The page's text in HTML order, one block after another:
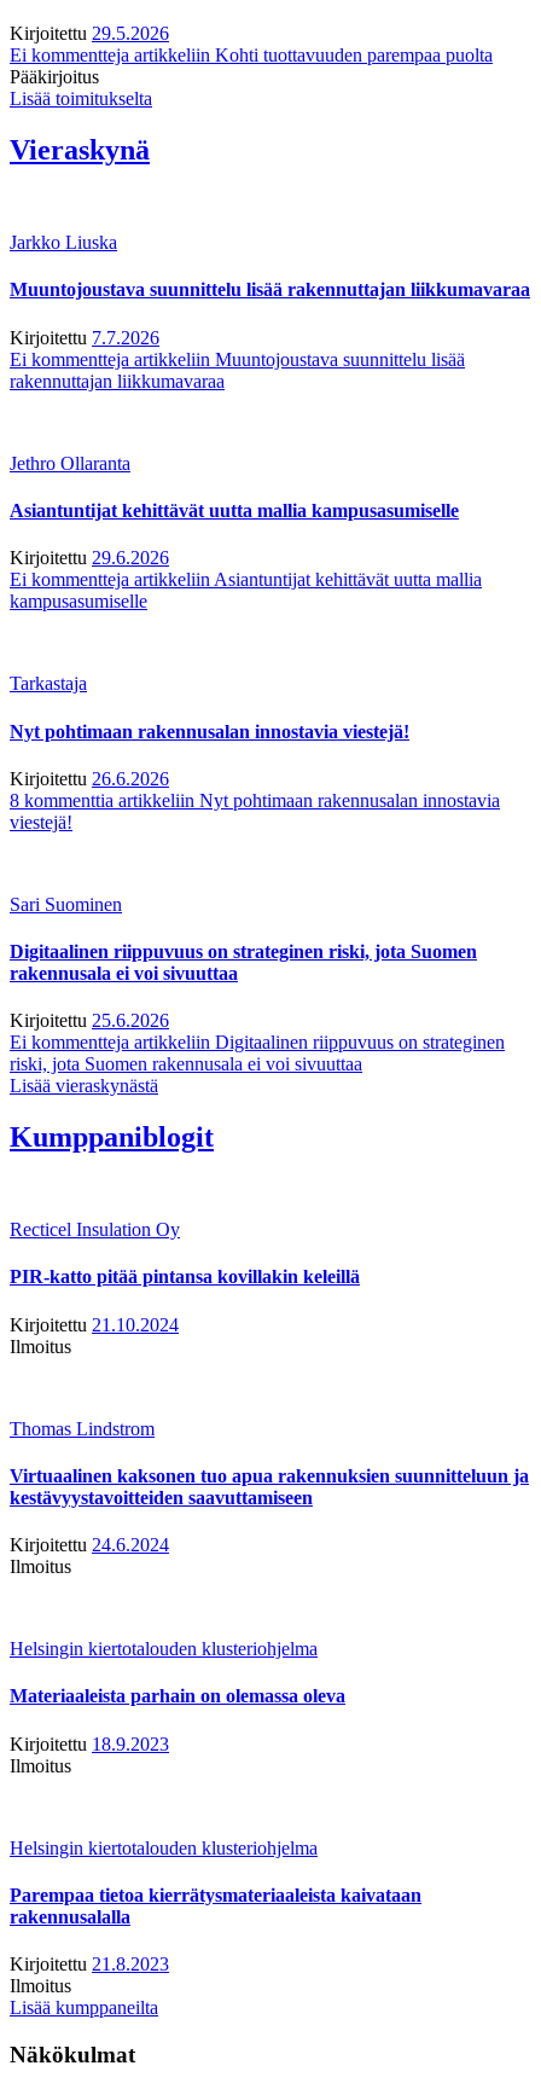
Kirjoitettu 29.5.2026
Ei kommentteja artikkeliin Kohti tuottavuuden parempaa puolta
Pääkirjoitus
Lisää toimitukselta
Vieraskynä
Jarkko Liuska
Muuntojoustava suunnittelu lisää rakennuttajan liikkumavaraa
Kirjoitettu 7.7.2026
Ei kommentteja artikkeliin Muuntojoustava suunnittelu lisää
rakennuttajan liikkumavaraa
Jethro Ollaranta
Asiantuntijat kehittävät uutta mallia kampusasumiselle
Kirjoitettu 29.6.2026
Ei kommentteja artikkeliin Asiantuntijat kehittävät uutta mallia
kampusasumiselle
Tarkastaja
Nyt pohtimaan rakennusalan innostavia viestejä!
Kirjoitettu 26.6.2026
8 kommenttia artikkeliin Nyt pohtimaan rakennusalan innostavia
viestejä!
Sari Suominen
Digitaalinen riippuvuus on strateginen riski, jota Suomen
rakennusala ei voi sivuuttaa
Kirjoitettu 25.6.2026
Ei kommentteja artikkeliin Digitaalinen riippuvuus on strateginen
riski, jota Suomen rakennusala ei voi sivuuttaa
Lisää vieraskynästä
Kumppaniblogit
Recticel Insulation Oy
PIR-katto pitää pintansa kovillakin keleillä
Kirjoitettu 21.10.2024
Ilmoitus
Thomas Lindstrom
Virtuaalinen kaksonen tuo apua rakennuksien suunnitteluun ja
kestävyystavoitteiden saavuttamiseen
Kirjoitettu 24.6.2024
Ilmoitus
Helsingin kiertotalouden klusteriohjelma
Materiaaleista parhain on olemassa oleva
Kirjoitettu 18.9.2023
Ilmoitus
Helsingin kiertotalouden klusteriohjelma
Parempaa tietoa kierrätysmateriaaleista kaivataan
rakennusalalla
Kirjoitettu 21.8.2023
Ilmoitus
Lisää kumppaneilta
Näkökulmat